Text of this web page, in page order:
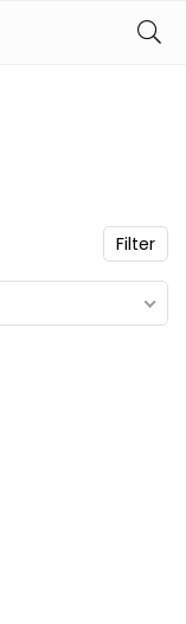
Filter